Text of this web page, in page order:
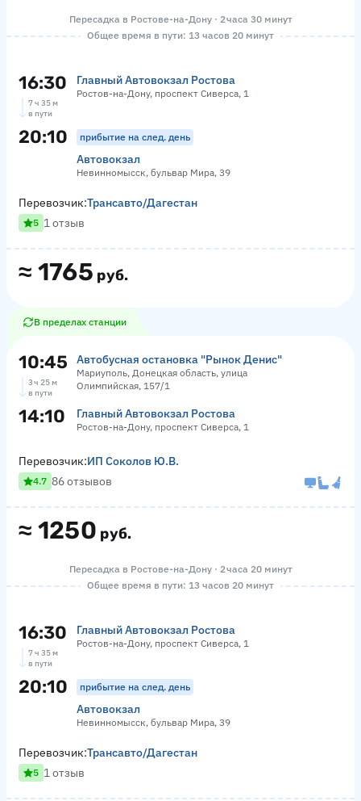
Пересадка в Ростове-на-Дону · 2 часа 30 минут
Общее время в пути: 13 часов 20 минут
16:30 Главный Автовокзал Ростова
Ростов-на-Дону, проспект Сиверса, 1
7 ч 35 м
в пути
20:10 прибытие на след. день
Автовокзал
Невинномысск, бульвар Мира, 39
≈ 1765 руб.
Перевозчик:Трансавто/Дагестан
5 1 отзыв
В пределах станции
10:45 Автобусная остановка "Рынок Денис"
Мариуполь, Донецкая область, улица
Олимпийская, 157/1
3 ч 25 м
в пути
14:10 Главный Автовокзал Ростова
Ростов-на-Дону, проспект Сиверса, 1
≈ 1250 руб.
Перевозчик:ИП Соколов Ю.В.
4.7 86 отзывов
Пересадка в Ростове-на-Дону · 2 часа 20 минут
Общее время в пути: 13 часов 20 минут
16:30 Главный Автовокзал Ростова
Ростов-на-Дону, проспект Сиверса, 1
7 ч 35 м
в пути
20:10 прибытие на след. день
Автовокзал
Невинномысск, бульвар Мира, 39
Перевозчик:Трансавто/Дагестан
5 1 отзыв